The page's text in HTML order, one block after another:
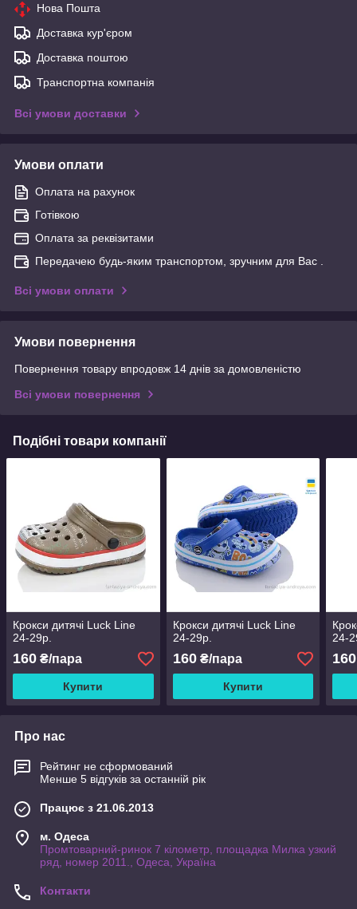
Нова Пошта
Доставка кур'єром
Доставка поштою
Транспортна компанія
Всі умови доставки
Умови оплати
Оплата на рахунок
Готівкою
Оплата за реквізитами
Передачею будь-яким транспортом, зручним для Вас .
Всі умови оплати
Умови повернення
Повернення товару впродовж 14 днів за домовленістю
Всі умови повернення
Подібні товари компанії
Крокси дитячі Luck Line
24-29р.
160 ₴/пара
Купити
Крокси дитячі Luck Line
24-29р.
160₴/пара
Купити
24-
160
Про нас
Рейтинг не сформований
Менше 5 відгуків за останній рік
Працює з 21.06.2013
м. Одеса
Промтоварний-ринок 7 кілометр, площадка Милка узкий
ряд, номер 2011., Одеса, Україна
Контакти